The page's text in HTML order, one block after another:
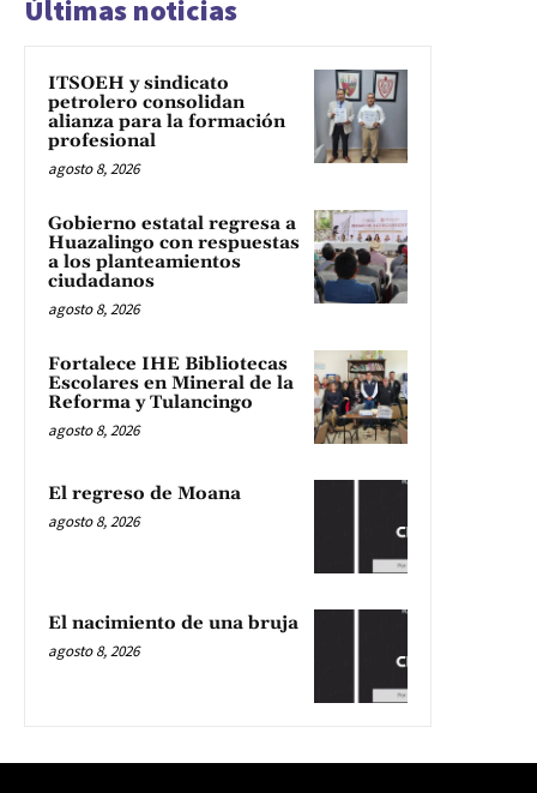
Últimas noticias
ITSOEH y sindicato
petrolero consolidan
alianza para la formación
profesional
agosto 8, 2026
Gobierno estatal regresa a
Huazalingo con respuestas
a los planteamientos
ciudadanos
agosto 8, 2026
Fortalece IHE Bibliotecas
Escolares en Mineral de la
Reforma y Tulancingo
agosto 8, 2026
El regreso de Moana
agosto 8, 2026
El nacimiento de una bruja
agosto 8, 2026